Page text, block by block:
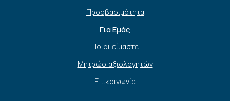
Προσβασιμότητα
Για Εμάς
Ποιοι είμαστε
Μητρώο αξιολογητών
Επικοινωνία